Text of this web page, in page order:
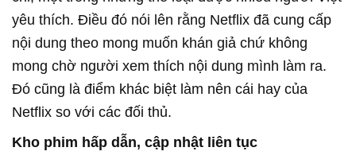
yêu thích. Điều đó nói lên rằng Netflix đã cung cấp
nội dung theo mong muốn khán giả chứ không
mong chờ người xem thích nội dung mình làm ra.
Đó cũng là điểm khác biệt làm nên cái hay của
Netflix so với các đối thủ.
Kho phim hấp dẫn, cập nhật liên tục